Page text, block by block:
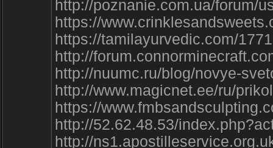
http://poznanie.com.ua/forum/
https://
https://tamilayurvedic.com/
http://
http://nuumc.ru/blog/novye-
http://www.magicnet.ee/ru/
https://
http://52.62.48.53/
http://